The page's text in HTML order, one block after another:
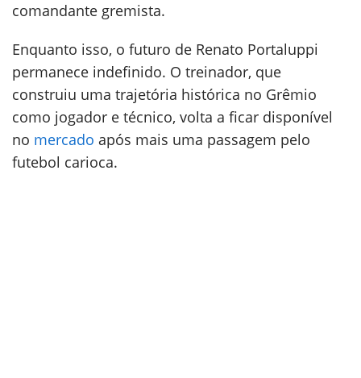
comandante gremista.
Enquanto isso, o futuro de Renato Portaluppi
permanece indefinido. O treinador, que
construiu uma trajetória histórica no Grêmio
como jogador e técnico, volta a ficar disponível
no mercado após mais uma passagem pelo
futebol carioca.